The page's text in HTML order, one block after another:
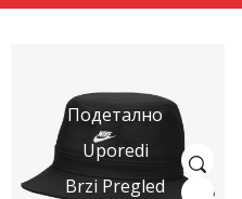
Подетално
Uporedi
Brzi Pregled